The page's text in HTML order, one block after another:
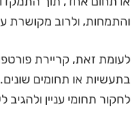
והתמחות, ולרוב מקושרת
לעומת זאת, קריירת
בתעשיות או תחומים
לחקור תחומי עניין ולהגיב